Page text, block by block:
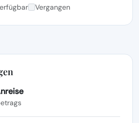
Vergangen